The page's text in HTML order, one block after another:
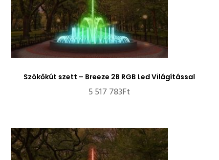
Szökőkút szett – Breeze 2B RGB Led Világítással
5 517 783Ft